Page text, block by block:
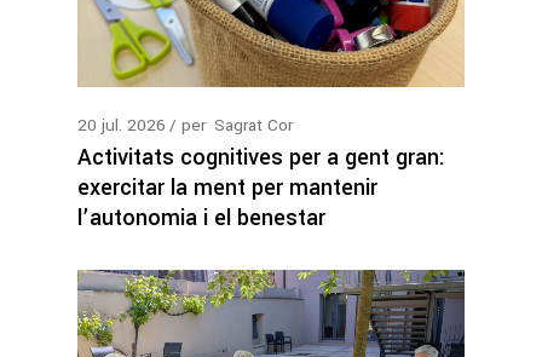
20 jul. 2026 per Sagrat Cor
Activitats cognitives per a gent gran:
exercitar la ment per mantenir
l’autonomia i el benestar